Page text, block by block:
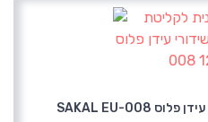
אנטנה חיצונית לקליטת שידורי עידן פלוס SAKAL EU-008